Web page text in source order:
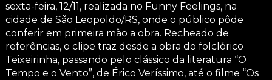
sexta-feira, 12/11, realizada no Funny Feelings, na
cidade de São Leopoldo/RS, onde o público pôde
conferir em primeira mão a obra. Recheado de
referências, o clipe traz desde a obra do folclórico
Teixeirinha, passando pelo clássico da literatura “O
Tempo e o Vento”, de Érico Veríssimo, até o filme “Os